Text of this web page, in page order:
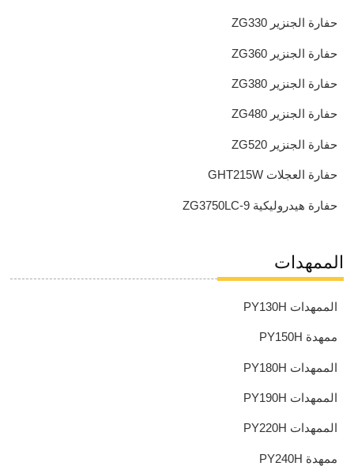
حفارة الجنزير ZG330
حفارة الجنزير ZG360
حفارة الجنزير ZG380
حفارة الجنزير ZG480
حفارة الجنزير ZG520
حفارة العجلات GHT215W
حفارة هيدروليكية ZG3750LC-9
الممهدات
الممهدات PY130H
ممهدة PY150H
الممهدات PY180H
الممهدات PY190H
الممهدات PY220H
ممهدة PY240H